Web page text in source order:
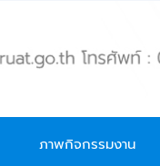
ภาพกิจกรรมงาน